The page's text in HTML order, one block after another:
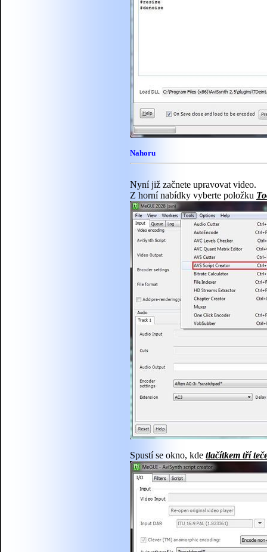
Nahoru
Nyní již začnete upravovat video.
Z horní nabídky vyberte položku
Spustí se okno, kde tlačítkem tří